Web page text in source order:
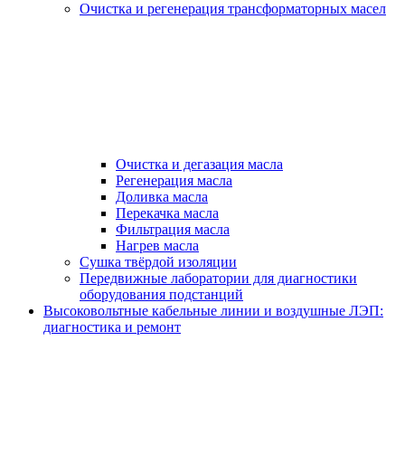
Очистка и регенерация трансформаторных масел
Очистка и дегазация масла
Регенерация масла
Доливка масла
Перекачка масла
Фильтрация масла
Нагрев масла
Сушка твёрдой изоляции
Передвижные лаборатории для диагностики
оборудования подстанций
Высоковольтные кабельные линии и воздушные ЛЭП:
диагностика и ремонт